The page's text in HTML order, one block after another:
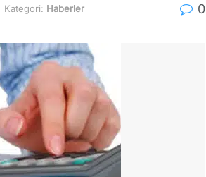
Kategori: Haberler 0